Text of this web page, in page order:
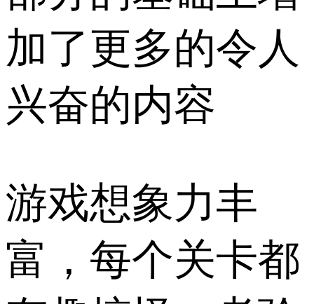
加了更多的令人
兴奋的内容
游戏想象力丰
富，每个关卡都